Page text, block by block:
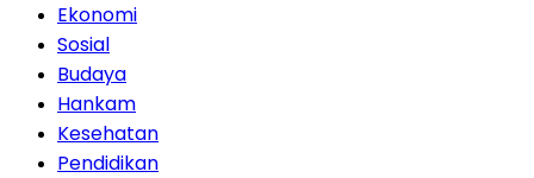
Ekonomi
Sosial
Budaya
Hankam
Kesehatan
Pendidikan